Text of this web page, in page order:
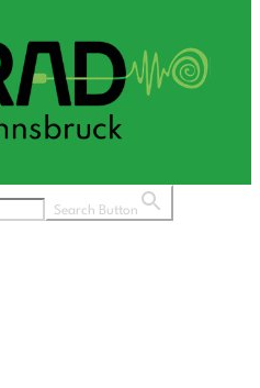
Search Button